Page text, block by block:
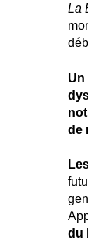
La
Un
de
du